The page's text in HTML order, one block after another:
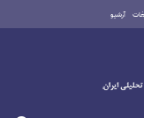
آرشیو